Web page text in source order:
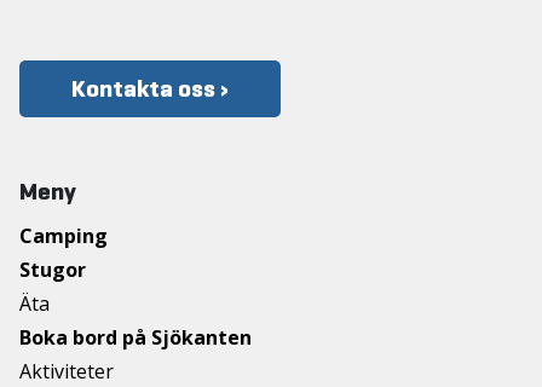
Kontakta oss ›
Meny
Camping
Stugor
Äta
Boka bord på Sjökanten
Aktiviteter